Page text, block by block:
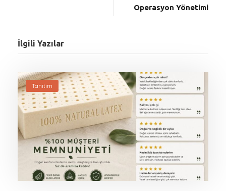
Operasyon Yönetimi
İlgili Yazılar
Tanıtım